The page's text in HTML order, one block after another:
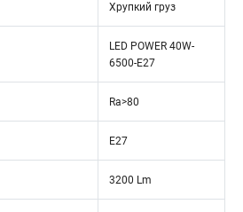
Хрупкий груз
LED POWER 40W-
6500-E27
Ra>80
Е27
3200 Lm